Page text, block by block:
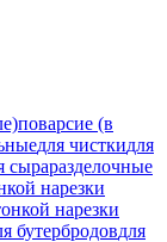
поварсие (в
для чисткидля
сыраразделочные
нарезки
нарезки
бутербродовдля